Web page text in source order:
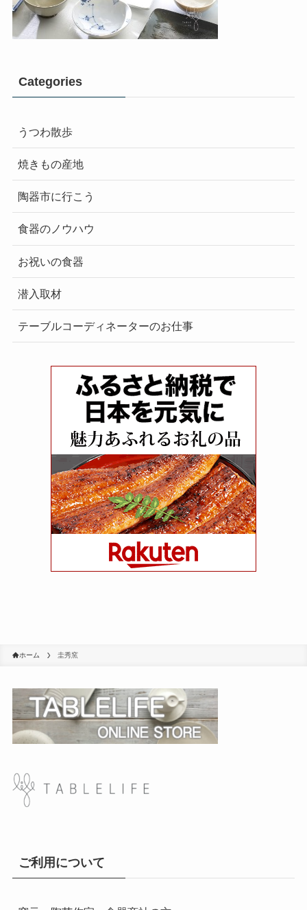
Categories
うつわ散歩
焼きもの産地
陶器市に行こう
食器のノウハウ
お祝いの食器
潜入取材
テーブルコーディネーターのお仕事
ホーム 圭秀窯
ご利用について